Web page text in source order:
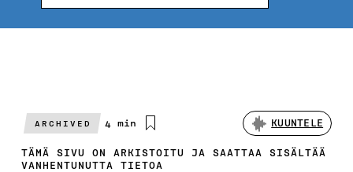
ARCHIVED
Arvioitu
4 min KUUNTELE
TÄMÄ SIVU ON ARKISTOITU JA SAATTAA SISÄLTÄÄ
VANHENTUNUTTA TIETOA